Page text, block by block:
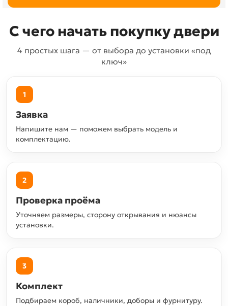
С чего начать покупку двери
4 простых шага — от выбора до установки «под
ключ»
1
Заявка
Напишите нам — поможем выбрать модель и
комплектацию.
2
Проверка проёма
Уточняем размеры, сторону открывания и нюансы
установки.
3
Комплект
Подбираем короб, наличники, доборы и фурнитуру.